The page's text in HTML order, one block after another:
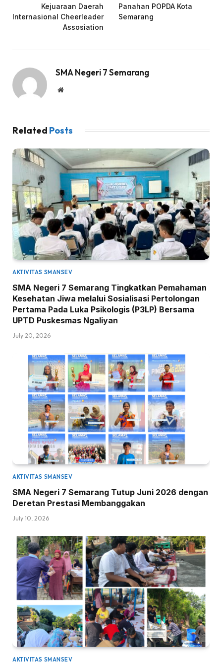
Kejuaraan Daerah
Internasional Cheerleader
Assosiation
Panahan POPDA Kota
Semarang
SMA Negeri 7 Semarang
Website
Related Posts
AKTIVITAS SMANSEV
SMA Negeri 7 Semarang Tingkatkan Pemahaman
Kesehatan Jiwa melalui Sosialisasi Pertolongan
Pertama Pada Luka Psikologis (P3LP) Bersama
UPTD Puskesmas Ngaliyan
July 20, 2026
AKTIVITAS SMANSEV
SMA Negeri 7 Semarang Tutup Juni 2026 dengan
Deretan Prestasi Membanggakan
July 10, 2026
AKTIVITAS SMANSEV